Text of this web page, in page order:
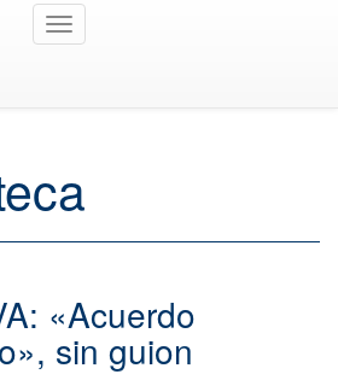
Toggle
«Acuerdo
sin guion